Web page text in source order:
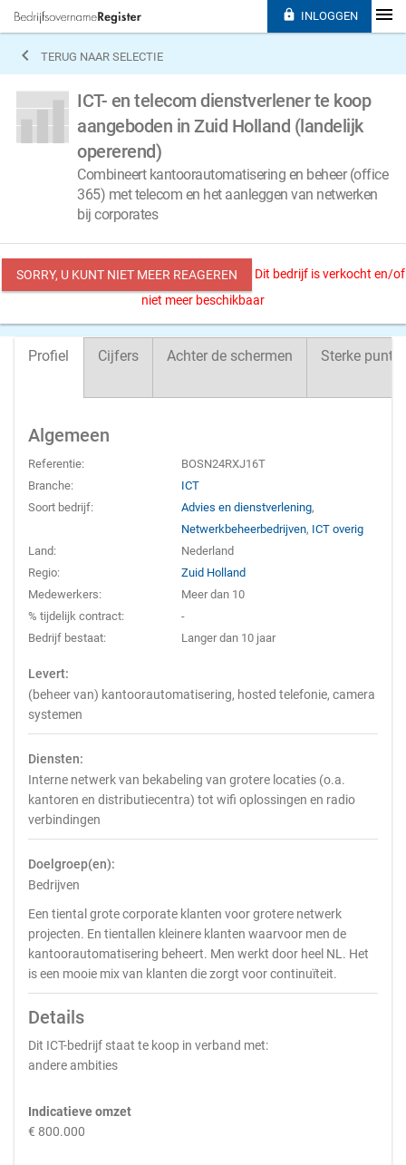
 TERUG NAAR SELECTIE
ICT- en telecom dienstverlener te koop
aangeboden in Zuid Holland (landelijk
opererend)
Combineert kantoorautomatisering en beheer (office
365) met telecom en het aanleggen van netwerken
bij corporates
SORRY, U KUNT NIET MEER REAGEREN
Dit bedrijf is verkocht en/of
niet meer beschikbaar
Profiel Cijfers Achter de schermen Sterke
Algemeen
Referentie:
BOSN24RXJ16T
Branche:
ICT
Soort bedrijf:
Advies en dienstverlening,
Netwerkbeheerbedrijven, ICT overig
Land:
Nederland
Regio:
Zuid Holland
Medewerkers:
Meer dan 10
% tijdelijk contract:
-
Bedrijf bestaat:
Langer dan 10 jaar
Levert:
(beheer van) kantoorautomatisering, hosted telefonie, camera
systemen
Diensten:
Interne netwerk van bekabeling van grotere locaties (o.a.
kantoren en distributiecentra) tot wifi oplossingen en radio
verbindingen
Doelgroep(en):
Bedrijven
Een tiental grote corporate klanten voor grotere netwerk
projecten. En tientallen kleinere klanten waarvoor men de
kantoorautomatisering beheert. Men werkt door heel NL. Het
is een mooie mix van klanten die zorgt voor continuïteit.
Details
Dit ICT-bedrijf staat te koop in verband met:
andere ambities
Indicatieve omzet
€ 800.000
 INLOGGEN